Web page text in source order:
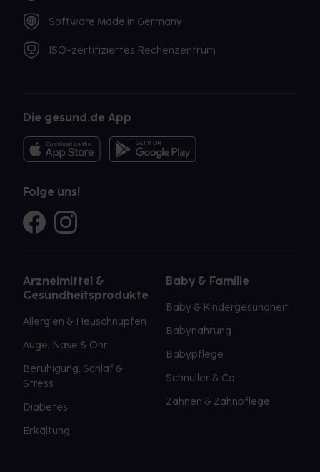
Software Made in Germany
ISO-zertifiziertes Rechenzentrum
Die gesund.de App
Folge uns!
Arzneimittel &
Gesundheitsprodukte
Allergien & Heuschnupfen
Auge, Nase & Ohr
Beruhigung, Schlaf &
Stress
Diabetes
Erkältung
Baby & Familie
Baby & Kindergesundheit
Babynahrung
Babypflege
Schnuller & Co.
Zahnen & Zahnpflege